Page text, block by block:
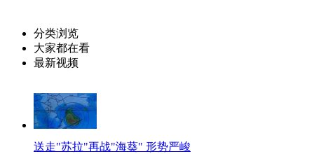
分类浏览
大家都在看
最新视频
送走"苏拉"再战"海葵" 形势严峻